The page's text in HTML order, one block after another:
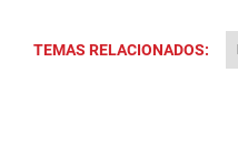
TEMAS RELACIONADOS: